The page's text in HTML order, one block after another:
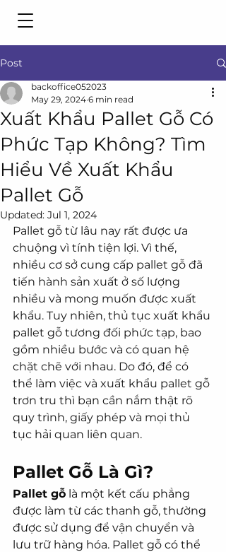
Post
Xuất Khẩu Pallet Gỗ Có
Phức Tạp Không? Tìm
Hiểu Về Xuất Khẩu
Pallet Gỗ
backoffice052023
May 29, 2024 6 min read
Updated: Jul 1, 2024
Pallet gỗ từ lâu nay rất được ưa
chuộng vì tính tiện lợi. Vì thế,
nhiều cơ sở cung cấp pallet gỗ đã
tiến hành sản xuất ở số lượng
nhiều và mong muốn được xuất
khẩu. Tuy nhiên, thủ tục xuất khẩu
pallet gỗ tương đối phức tạp, bao
gồm nhiều bước và có quan hệ
chặt chẽ với nhau. Do đó, để có
thể làm việc và xuất khẩu pallet gỗ
trơn tru thì bạn cần nắm thật rõ
quy trình, giấy phép và mọi thủ
tục hải quan liên quan.
Pallet Gỗ Là Gì?
Pallet gỗ là một kết cấu phẳng
được làm từ các thanh gỗ, thường
được sử dụng để vận chuyển và
lưu trữ hàng hóa. Pallet gỗ có thể